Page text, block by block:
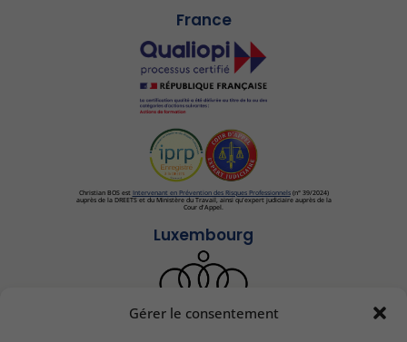
Gérer le consentement
France
Christian BOS est Intervenant en Prévention des Risques Professionnels(n° 39/2024)
auprès de la DREETS et du Ministère du Travail, ainsi qu'expert judiciaire auprès de la
Cour d'Appel.
Luxembourg